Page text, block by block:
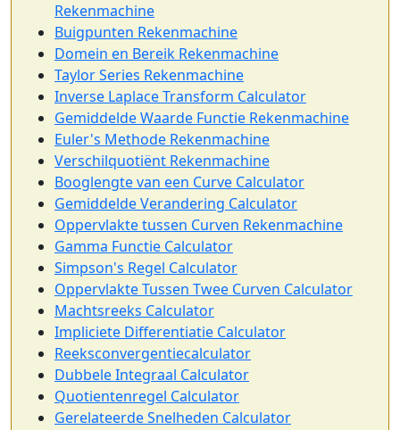
Rekenmachine
Buigpunten Rekenmachine
Domein en Bereik Rekenmachine
Taylor Series Rekenmachine
Inverse Laplace Transform Calculator
Gemiddelde Waarde Functie Rekenmachine
Euler's Methode Rekenmachine
Verschilquotiënt Rekenmachine
Booglengte van een Curve Calculator
Gemiddelde Verandering Calculator
Oppervlakte tussen Curven Rekenmachine
Gamma Functie Calculator
Simpson's Regel Calculator
Oppervlakte Tussen Twee Curven Calculator
Machtsreeks Calculator
Impliciete Differentiatie Calculator
Reeksconvergentiecalculator
Dubbele Integraal Calculator
Quotientenregel Calculator
Gerelateerde Snelheden Calculator